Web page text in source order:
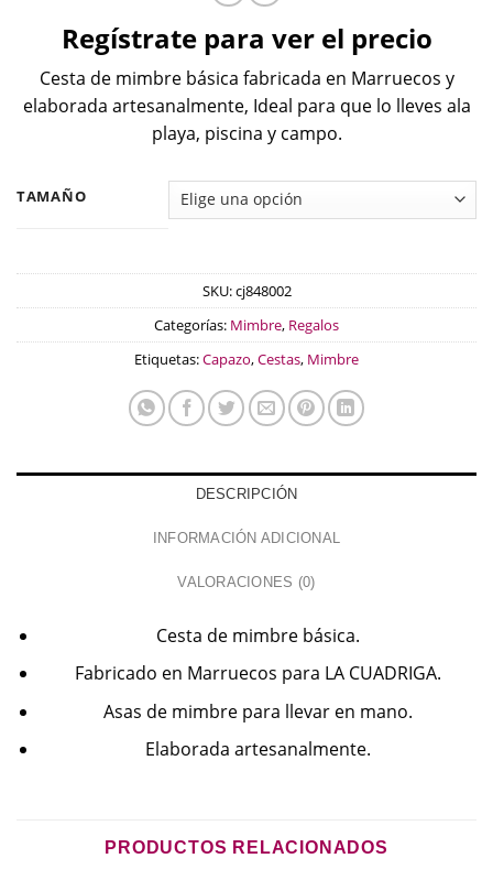
Regístrate para ver el precio
Cesta de mimbre básica fabricada en Marruecos y
elaborada artesanalmente, Ideal para que lo lleves ala
playa, piscina y campo.
TAMAÑO
SKU:cj848002
Categorías: Mimbre, Regalos
Etiquetas:Capazo,Cestas, Mimbre
DESCRIPCIÓN
INFORMACIÓN ADICIONAL
VALORACIONES (0)
Cesta de mimbre básica.
Fabricado en Marruecos para LA CUADRIGA.
Asas de mimbre para llevar en mano.
Elaborada artesanalmente.
PRODUCTOS RELACIONADOS